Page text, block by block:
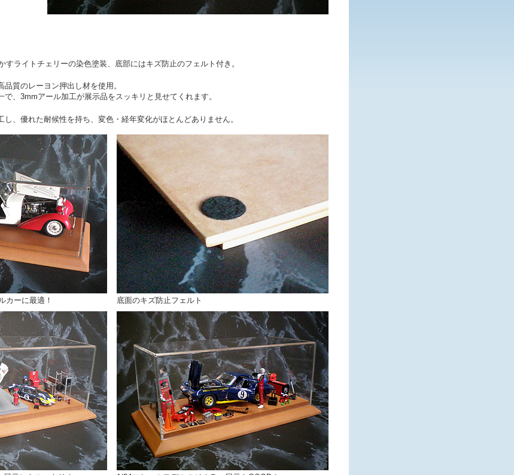
すライトチェリーの染色塗装、底部にはキズ防止のフェルト付き。
質のレーヨン押出し材を使用。
、3mmアール加工が展示品をスッキリと見せてくれます。
し、優れた耐候性を持ち、変色・経年変化がほとんどありません。
カーに最適！ 底面のキズ防止フェルト